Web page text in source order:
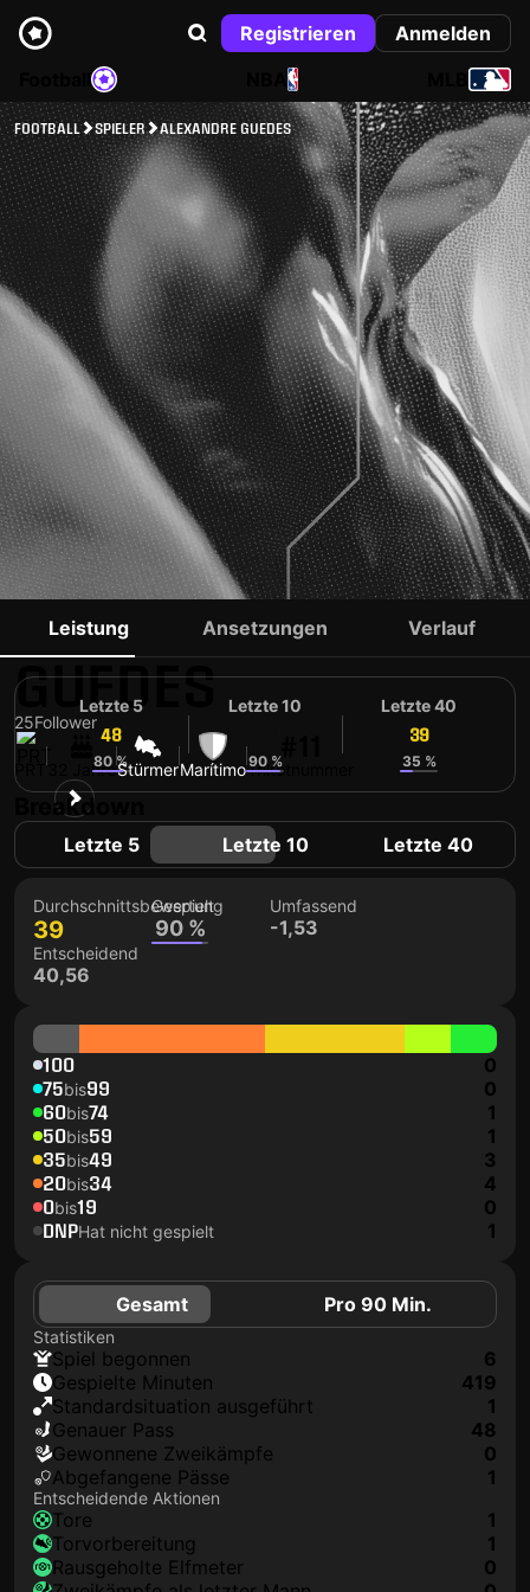
Registrieren
Anmelden
NBA
FOOTBALL SPIELER ALEXANDRE GUEDES
ALEXANDRE
GUEDES
25Follower
32 JahreStürmerMarítimoTrikotnummer
Leistung Ansetzungen Verlauf
Letzte 5
48
80 %
Letzte 10
90 %
Letzte 40
39
35 %
Breakdown
Letzte 5 Letzte 10 Letzte 40
Durchschnittsbewertung
39
Gespielt
90 %
Umfassend
-1,53
Entscheidend
40,56
100 0
75bis99 0
60bis74 1
50bis59 1
35bis49 3
20bis34 4
0bis19 0
DNPHat nicht gespielt 1
Gesamt Pro 90 Min.
Statistiken
Spiel begonnen
6
Gespielte Minuten
419
Standardsituation ausgeführt
1
genauer Pass
48
Gewonnene Zweikämpfe
0
Abgefangene Pässe
1
Entscheidende Aktionen
Tore
1
Torvorbereitung
1
rausgeholte Elfmeter
0